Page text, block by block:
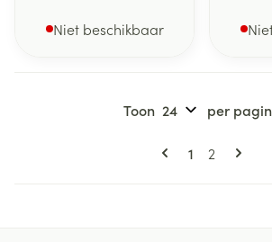
Niet beschikbaar
Pagina's
U lees
1 Pagina
2
Toon per